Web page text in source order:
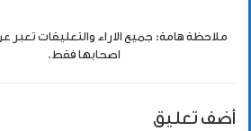
ملاحظة هامة: جميع الاراء والتعليقات تعبر
اصحابها فقط.
أضف تعليق